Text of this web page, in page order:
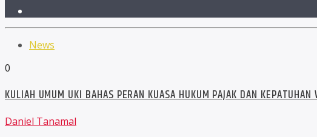
News
0
KULIAH UMUM UKI BAHAS PERAN KUASA HUKUM PAJAK DAN KEPATUHAN
Daniel Tanamal